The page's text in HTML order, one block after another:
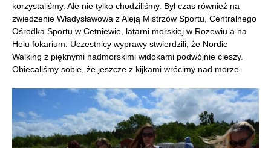
korzystaliśmy. Ale nie tylko chodziliśmy. Był czas również na
zwiedzenie Władysławowa z Aleją Mistrzów Sportu, Centralnego
Ośrodka Sportu w Cetniewie, latarni morskiej w Rozewiu a na
Helu fokarium. Uczestnicy wyprawy stwierdzili, że Nordic
Walking z pięknymi nadmorskimi widokami podwójnie cieszy.
Obiecaliśmy sobie, że jeszcze z kijkami wrócimy nad morze.